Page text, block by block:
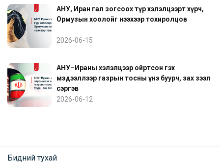
АНУ, Иран гал зогсоох түр хэлэлцээрт хүрч,
Ормузын хоолойг нээхээр тохиролцов
2026-06-15
АНУ–Ираны хэлэлцээр ойртсон гэх
мэдээллээр газрын тосны үнэ буурч, зах зээл
сэргэв
2026-06-12
Бидний тухай